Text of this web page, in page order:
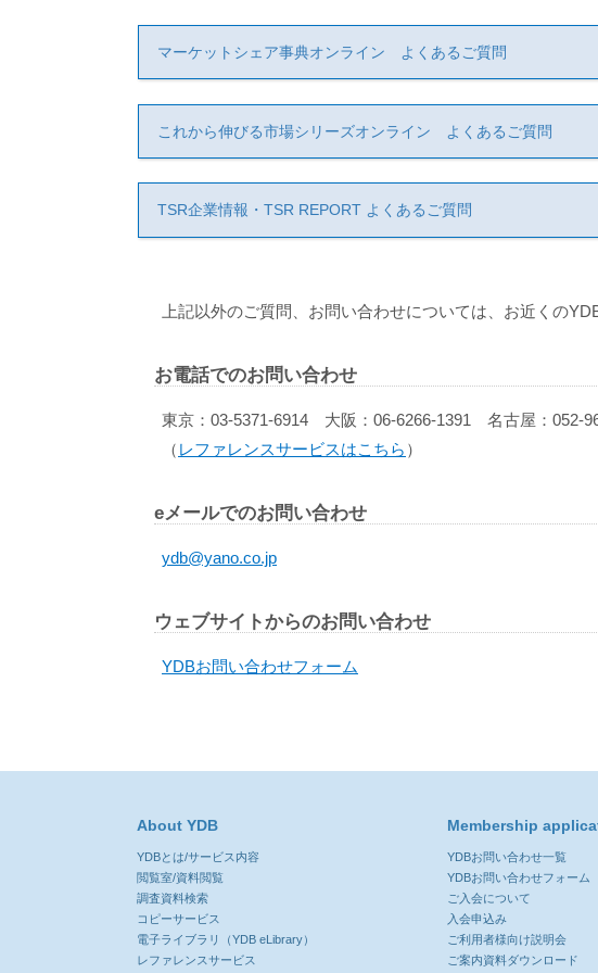
マーケットシェア事典オンライン よくあるご質問
これから伸びる市場シリーズオンライン よくあるご質問
TSR企業情報・TSR REPORT よくあるご質問
上記以外のご質問、お問い合わせについては、お近くの
お電話でのお問い合わせ
東京：03-5371-6914 大阪：06-6266-1391 名古屋：052-
（ レファレンスサービスはこちら ）
eメールでのお問い合わせ
ydb@yano.co.jp
ウェブサイトからのお問い合わせ
YDBお問い合わせフォーム
About YDB
YDBとは/サービス内容
閲覧室/資料閲覧
調査資料検索
コピーサービス
電子ライブラリ（YDB eLibrary）
レファレンスサービス
Membership
YDBお問い合わせ一覧
YDBお問い合わせフォーム
ご入会について
入会申込み
ご利用者様向け説明会
ご案内資料ダウンロード